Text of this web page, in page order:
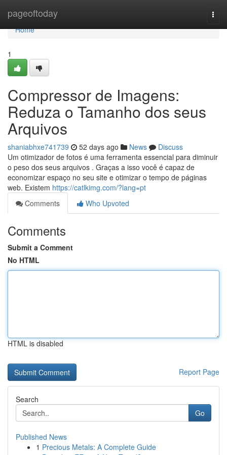
pageoftoday
Home
Home
1
Compressor de Imagens:
Reduza o Tamanho dos seus
Arquivos
shaniabhxe741739 52 days ago News
Discuss
Um otimizador de fotos é uma ferramenta essencial para diminuir
o peso dos seus arquivos . Graças a isso você é capaz de
economizar espaço no seu site e otimizar o tempo de páginas
web. Existem https://catlkimg.com/?lang=pt
Comments
Who Upvoted
Comments
Submit a Comment
No HTML
HTML is disabled
Report Page
Search
Go
Published News
1 Precious Metals: A Complete Guide